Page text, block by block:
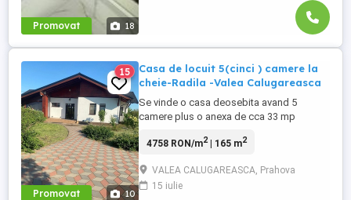
Promovat 18
Promovat 10
15
Casa de locuit 5(cinci ) camere la
cheie-Radila -Valea Calugareasca
Se vinde o casa deosebita avand 5
camere plus o anexa de cca 33 mp
administratie si camera tehnica,apoi
de parcare in curte,o livada tanara si multe
spatii amenajate cu flori, in Valea
4758 RON/m2| 165 m2
VALEA CALUGAREASCA, Prahova
15 iulie